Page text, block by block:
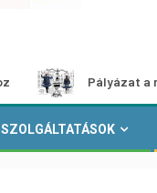
Pályázat a nemek
SZOLGÁLTATÁSOK